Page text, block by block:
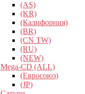
(AS)
(KR)
(Калифорния)
(BR)
(CN TW)
(RU)
(NEW)
Mega-CD (ALL)
(Евросоюз)
(JP)